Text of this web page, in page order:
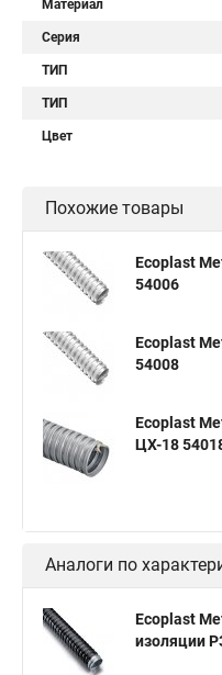
Материал
Серия
ТИП
ТИП
Цвет
Похожие товары
Ecoplast
54006
Ecoplast
54008
Ecoplast
ЦХ-18
Аналоги по
Ecoplast
изоляции